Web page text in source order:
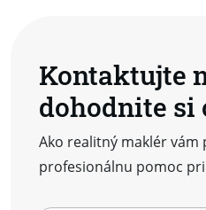
Kontaktujte
dohodnite
Ako realitný maklér vám
profesionálnu pomoc